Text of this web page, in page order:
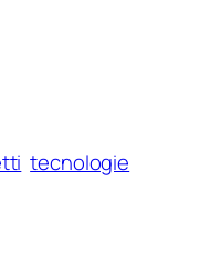
tecnologie